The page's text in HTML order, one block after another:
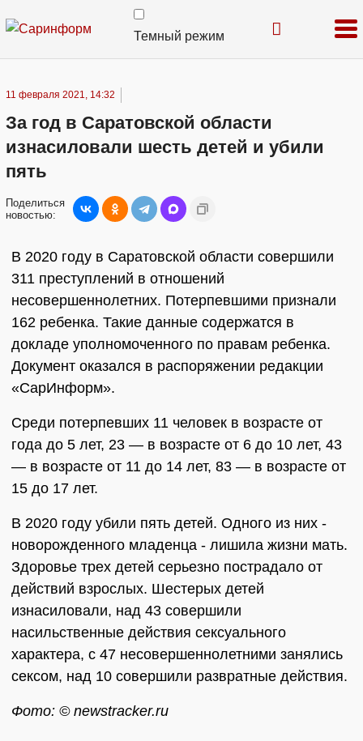
Темный режим
11 февраля 2021, 14:32
За год в Саратовской области
изнасиловали шесть детей и убили
пять
Поделиться
новостью:
В 2020 году в Саратовской области совершили
311 преступлений в отношений
несовершеннолетних. Потерпевшими признали
162 ребенка. Такие данные содержатся в
докладе уполномоченного по правам ребенка.
Документ оказался в распоряжении редакции
«СарИнформ».
Среди потерпевших 11 человек в возрасте от
года до 5 лет, 23 — в возрасте от 6 до 10 лет, 43
— в возрасте от 11 до 14 лет, 83 — в возрасте от
15 до 17 лет.
В 2020 году убили пять детей. Одного из них -
новорожденного младенца - лишила жизни мать.
Здоровье трех детей серьезно пострадало от
действий взрослых. Шестерых детей
изнасиловали, над 43 совершили
насильственные действия сексуального
характера, с 47 несовершеннолетними занялись
сексом, над 10 совершили развратные действия.
Фото: © newstracker.ru